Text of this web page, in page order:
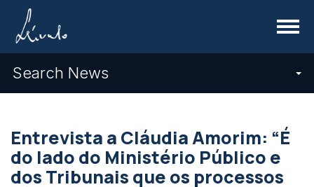
Menu
Search News
Entrevista a Cláudia Amorim: “É
do lado do Ministério Público e
dos Tribunais que os processos